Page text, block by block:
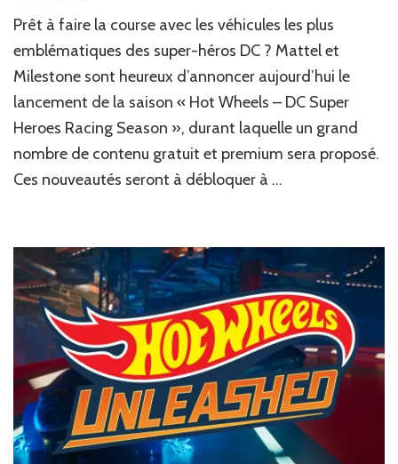
Jeux
Vidéo
Mattel
et
Milestone
annoncent
DC
Super
pour
Hot
Wheels
Unleashed
Prêt à faire la course avec les véhicules les plus
emblématiques des super-héros DC ? Mattel et
Milestone sont heureux d’annoncer aujourd’hui le
lancement de la saison « Hot Wheels – DC Super
Heroes Racing Season », durant laquelle un grand
nombre de contenu gratuit et premium sera proposé.
Ces nouveautés seront à débloquer à …